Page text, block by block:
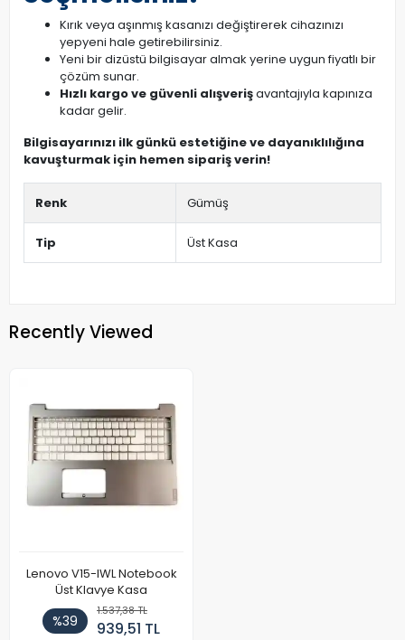
Kırık veya aşınmış kasanızı değiştirerek cihazınızı
yepyeni hale getirebilirsiniz.
Yeni bir dizüstü bilgisayar almak yerine uygun fiyatlı bir
çözüm sunar.
Hızlı kargo ve güvenli alışverişavantajıyla kapınıza
kadar gelir.
Bilgisayarınızı ilk günkü estetiğine ve dayanıklılığına
kavuşturmak için hemen sipariş verin!
Renk Gümüş
Tip Üst Kasa
Recently Viewed
Lenovo V15-IWL Notebook
Üst Klavye Kasa
%39
1.537,38 TL
939,51 TL